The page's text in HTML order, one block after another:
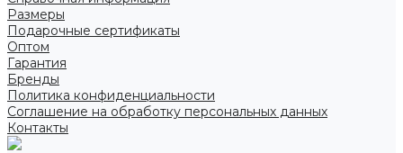
Размеры
Подарочные сертификаты
Оптом
Гарантия
Бренды
Политика конфиденциальности
Соглашение на обработку персональных данных
Контакты